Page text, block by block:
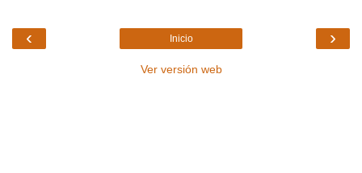
‹ ›
Inicio
Ver versión web